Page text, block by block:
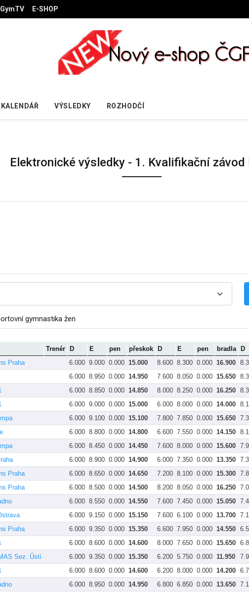
GymTV E-SHOP
KALENDÁŘ VÝSLEDKY ROZHODČÍ
Elektronické výsledky - 1. Kvalifikační závod
gymnastika žen
Trenér D E pen přeskok D E pen bradla D
Praha 6.000 9.000 0.000 15.000 8.600 8.300 0.000 16.900
6.000 8.950 0.000 14.950 7.600 8.050 0.000 15.650
6.000 8.850 0.000 14.850 8.000 8.250 0.000 16.250
6.000 9.000 0.000 15.000 6.000 8.000 0.000 14.000
6.000 9.100 0.000 15.100 7.800 7.850 0.000 15.650
6.000 8.800 0.000 14.800 6.600 7.550 0.000 14.150
6.000 8.450 0.000 14.450 7.600 8.000 0.000 15.600
6.000 8.900 0.000 14.900 6.000 7.350 0.000 13.350
Praha 6.000 8.650 0.000 14.650 7.200 8.100 0.000 15.300
Praha 6.000 8.500 0.000 14.500 8.200 8.050 0.000 16.250
6.000 8.550 0.000 14.550 7.600 7.450 0.000 15.050
6.000 9.150 0.000 15.150 7.600 6.100 0.000 13.700
Praha 6.000 9.350 0.000 15.350 6.600 7.950 0.000 14.550
6.000 8.600 0.000 14.600 8.000 7.650 0.000 15.650
Sez. Ústí 6.000 9.350 0.000 15.350 6.200 5.750 0.000 11.950
6.000 8.600 0.000 14.600 6.200 8.000 0.000 14.200
6.000 8.950 0.000 14.950 6.800 6.850 0.000 13.650